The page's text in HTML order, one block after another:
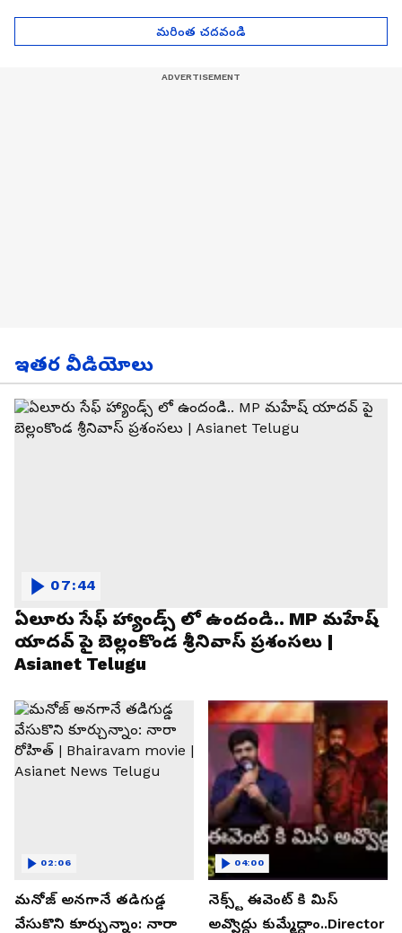
మరింత చదవండి
ఇతర వీడియోలు
ఏలూరు సేఫ్ హ్యాండ్స్ లో ఉందండి.. MP మహేష్
యాదవ్ పై బెల్లంకొండ శ్రీనివాస్ ప్రశంసలు |
Asianet Telugu
07:44
మనోజ్ అనగానే తడిగుడ్డ
వేసుకొని కూర్చున్నాం: నారా
02:06
నెక్స్ట్ ఈవెంట్ కి మిస్
అవ్వొద్దు కుమ్మేద్దాం..Director
04:00